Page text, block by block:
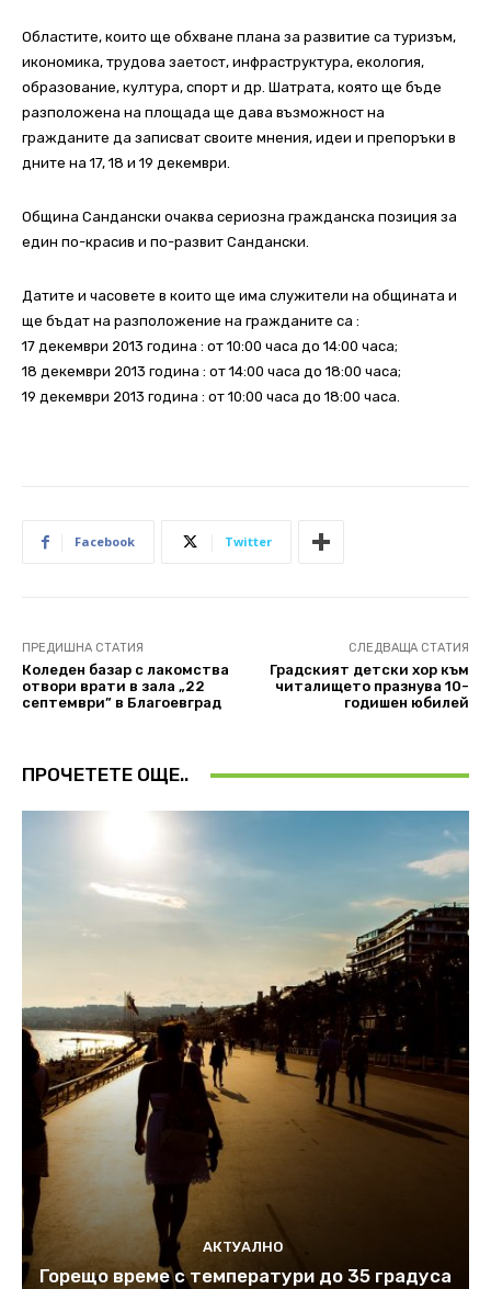
Областите, които ще обхване плана за развитие са туризъм,
икономика, трудова заетост, инфраструктура, екология,
образование, култура, спорт и др. Шатрата, която ще бъде
разположена на площада ще дава възможност на
гражданите да записват своите мнения, идеи и препоръки в
дните на 17, 18 и 19 декември.
Община Сандански очаква сериозна гражданска позиция за
един по-красив и по-развит Сандански.
Датите и часовете в които ще има служители на общината и
ще бъдат на разположение на гражданите са :
17 декември 2013 година : от 10:00 часа до 14:00 часа;
18 декември 2013 година : от 14:00 часа до 18:00 часа;
19 декември 2013 година : от 10:00 часа до 18:00 часа.
Facebook Twitter
ПРЕДИШНА СТАТИЯ
Коледен базар с лакомства
отвори врати в зала „22
септември” в Благоевград
СЛЕДВАЩА СТАТИЯ
Градският детски хор към
читалището празнува 10-
годишен юбилей
ПРОЧЕТЕТЕ ОЩЕ..
АКТУАЛНО
Горещо време с температури до 35 градуса